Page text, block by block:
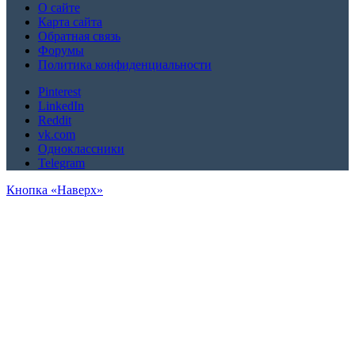
О сайте
Карта сайта
Обратная связь
Форумы
Политика конфиденциальности
Pinterest
LinkedIn
Reddit
vk.com
Одноклассники
Telegram
Кнопка «Наверх»